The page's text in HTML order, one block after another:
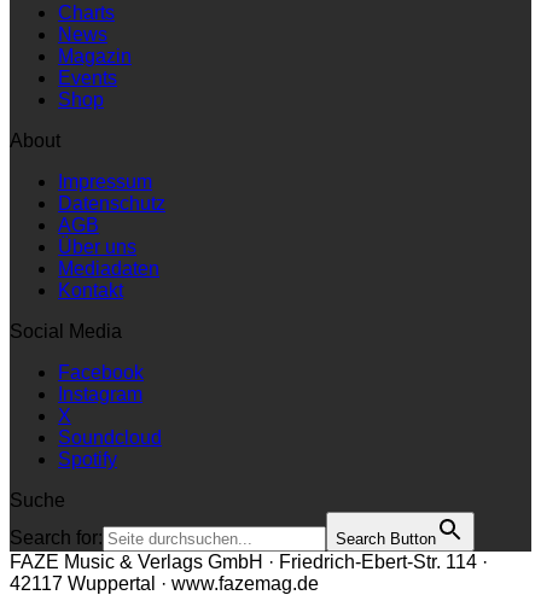
Charts
News
Magazin
Events
Shop
About
Impressum
Datenschutz
AGB
Über uns
Mediadaten
Kontakt
Social Media
Facebook
Instagram
X
Soundcloud
Spotify
Suche
Search for:
Search Button
FAZE Music & Verlags GmbH · Friedrich-Ebert-Str. 114 ·
42117 Wuppertal · www.fazemag.de